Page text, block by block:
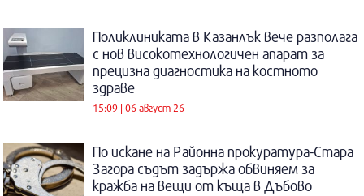
Поликлиниката в Казанлък вече разполага
с нов високотехнологичен апарат за
прецизна диагностика на костното
здраве
15:09 | 06 август 26
По искане на Районна прокуратура-Стара
Загора съдът задържа обвиняем за
кражба на вещи от къща в Дъбово